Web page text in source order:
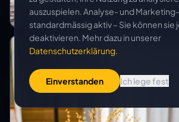
auszuspielen. Analyse- und
standardmässig aktiv – Sie können sie
deaktivieren. Mehr dazu in unserer
Datenschutzerklärung.
Einverstanden Ich lege fest